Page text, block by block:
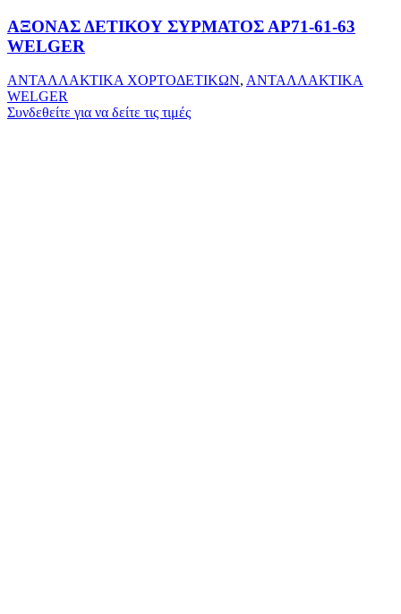
ΑΞΟΝΑΣ ΔΕΤΙΚΟΥ ΣΥΡΜΑΤΟΣ ΑΡ71-61-63
WELGER
ΑΝΤΑΛΛΑΚΤΙΚΑ ΧΟΡΤΟΔΕΤΙΚΩΝ, ΑΝΤΑΛΛΑΚΤΙΚΑ
WELGER
Συνδεθείτε για να δείτε τις τιμές